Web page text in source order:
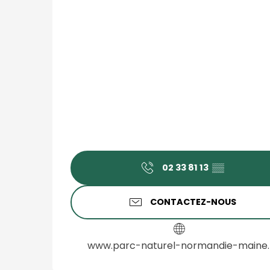
02 33 81 13 ▒▒
CONTACTEZ-NOUS
www.parc-naturel-normandie-